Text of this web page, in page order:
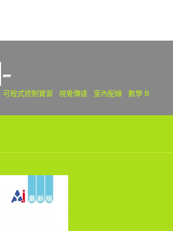
可程式控制實習 視覺傳達 室內配線
數學 B